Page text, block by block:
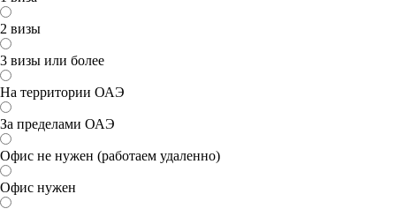
2 визы
3 визы или более
На территории ОАЭ
За пределами ОАЭ
Офис не нужен (работаем удаленно)
Офис нужен